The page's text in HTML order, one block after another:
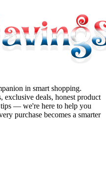
in smart shopping.
exclusive deals, honest product
— we're here to help you
purchase becomes a smarter